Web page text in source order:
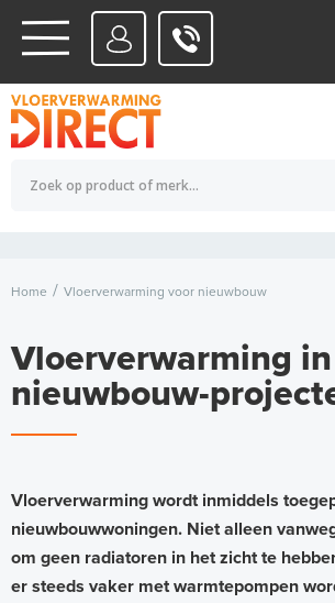
WATERSYSTEMEN
ELEKTRISCHE SYSTEMENTotaalbedrag (incl. BTW)
Home Vloerverwarming voor nieuwbouw
Vloerverwarming in
nieuwbouw-
Vloerverwarming wordt inmiddels
nieuwbouwwoningen. Niet alleen
om geen radiatoren in het zicht te
er steeds vaker met warmtepompen